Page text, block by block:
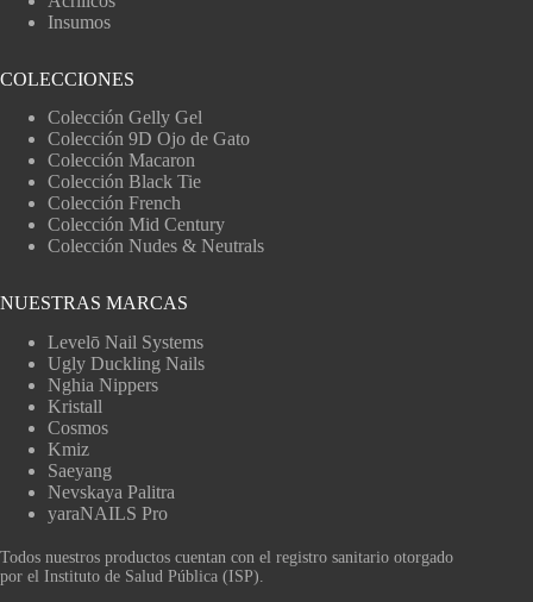
Insumos
COLECCIONES
Colección Gelly Gel
Colección 9D Ojo de Gato
Colección Macaron
Colección Black Tie
Colección French
Colección Mid Century
Colección Nudes & Neutrals
NUESTRAS MARCAS
Levelō Nail Systems
Ugly Duckling Nails
Nghia Nippers
Kristall
Cosmos
Kmiz
Saeyang
Nevskaya Palitra
yaraNAILS Pro
Todos nuestros productos cuentan con el registro sanitario otorgado
por el Instituto de Salud Pública (ISP).